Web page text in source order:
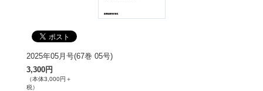
2025年05月号(67巻 05号)
3,300円
（本体3,000円＋
税）